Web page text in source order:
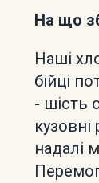
На що
Наші
бійці
- шість
надалі